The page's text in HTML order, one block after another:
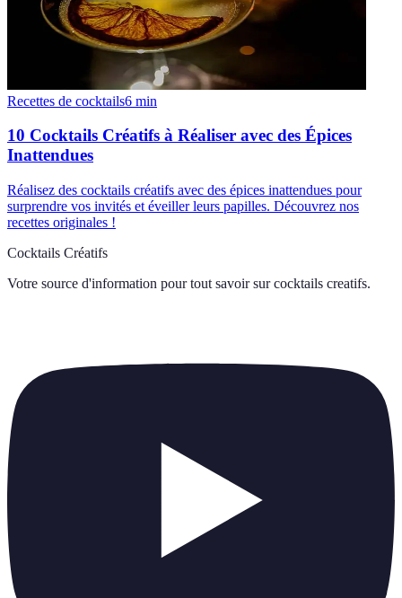
Recettes de cocktails6 min
10 Cocktails Créatifs à Réaliser avec des Épices
Inattendues
Réalisez des cocktails créatifs avec des épices inattendues pour
surprendre vos invités et éveiller leurs papilles. Découvrez nos
recettes originales !
Cocktails Créatifs
Votre source d'information pour tout savoir sur cocktails creatifs.